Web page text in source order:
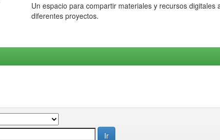
Un espacio para compartir materiales y recursos
diferentes proyectos.